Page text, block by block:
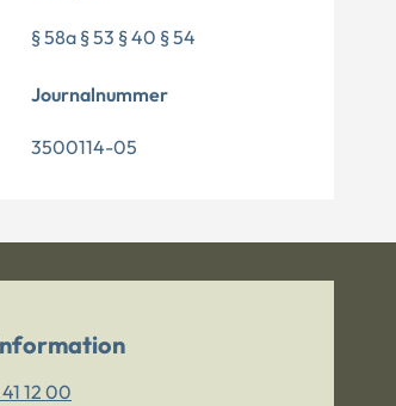
§ 58a § 53 § 40 § 54
Journalnummer
3500114-05
12 00